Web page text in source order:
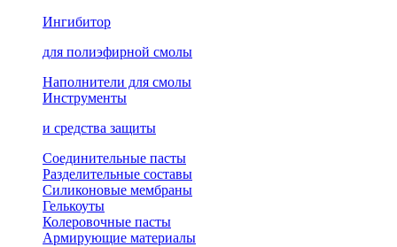
Ингибитор
для полиэфирной смолы
Наполнители для смолы
Инструменты
и средства защиты
Соединительные пасты
Разделительные составы
Силиконовые мембраны
Гелькоуты
Колеровочные пасты
Армирующие материалы